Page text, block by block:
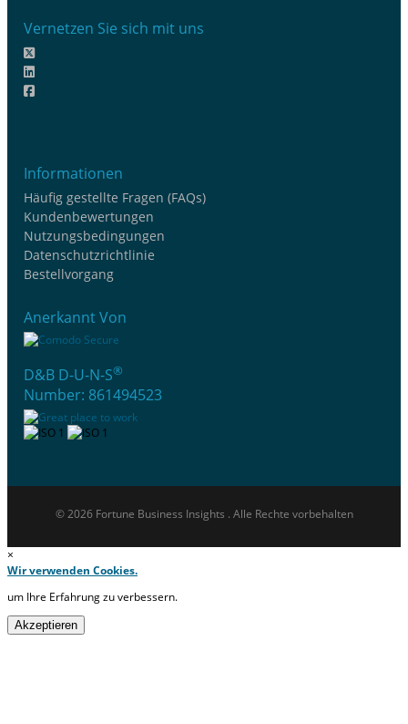
Vernetzen Sie sich mit uns
Informationen
Häufig gestellte Fragen (FAQs)
Kundenbewertungen
Nutzungsbedingungen
Datenschutzrichtlinie
Bestellvorgang
Anerkannt Von
D&B D-U-N-S®
Number: 861494523
© 2026 Fortune Business Insights . Alle Rechte vorbehalten
×
Wir verwenden Cookies.
um Ihre Erfahrung zu verbessern.
Akzeptieren